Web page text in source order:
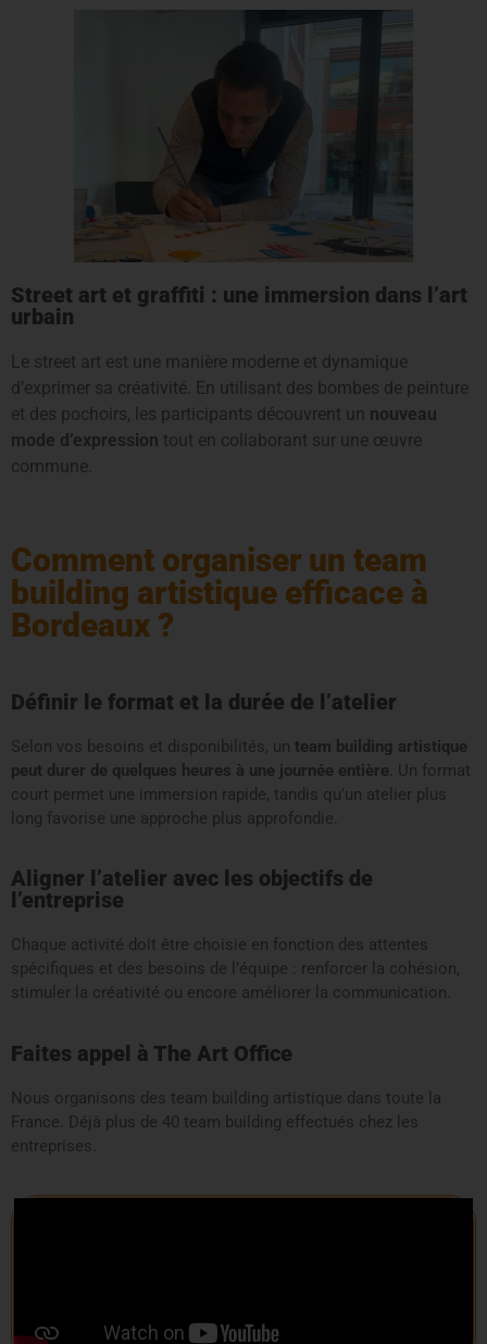
Street art et graffiti : une immersion dans l’art
urbain
Le street art est une manière moderne et dynamique
d’exprimer sa créativité. En utilisant des bombes de peinture
et des pochoirs, les participants découvrent un nouveau
mode d’expression tout en collaborant sur une œuvre
commune.
Comment organiser un team
building artistique efficace à
Bordeaux ?
Définir le format et la durée de l’atelier
Selon vos besoins et disponibilités, un team building artistique
peut durer de quelques heures à une journée entière . Un format
court permet une immersion rapide, tandis qu’un atelier plus
long favorise une approche plus approfondie.
Aligner l’atelier avec les objectifs de
l’entreprise
Chaque activité doit être choisie en fonction des attentes
spécifiques et des besoins de l’équipe : renforcer la cohésion,
stimuler la créativité ou encore améliorer la communication.
Faites appel à The Art Office
Nous organisons des team building artistique dans toute la
France. Déjà plus de 40 team building effectués chez les
entreprises.